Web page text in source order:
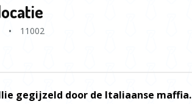
11002
gegijzeld door de Italiaanse maffia.